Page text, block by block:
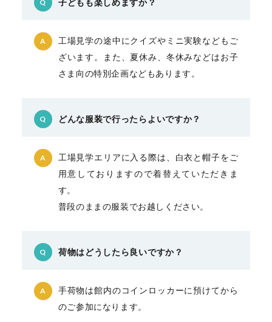
Q 子どもも楽しめますか？
A
工場見学の途中にクイズやミニ実験などもご
ざいます。また、夏休み、冬休みなどはお子
さま向の特別企画などもあります。
Q どんな服装で行ったらよいですか？
A
工場見学エリアに入る際は、白衣と帽子をご
用意しておりますので着替えていただきま
す。
普段のままの服装でお越しください。
Q 荷物はどうしたら良いですか？
A
手荷物は館内のコインロッカーに預けてから
のご参加になります。